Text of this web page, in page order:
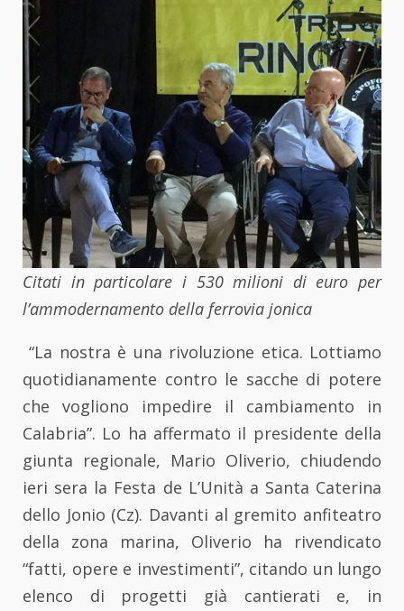
Citati in particolare i 530 milioni di euro per
l’ammodernamento della ferrovia jonica
“La nostra è una rivoluzione etica. Lottiamo
quotidianamente contro le sacche di potere
che vogliono impedire il cambiamento in
Calabria”. Lo ha affermato il presidente della
giunta regionale, Mario Oliverio, chiudendo
ieri sera la Festa de L’Unità a Santa Caterina
dello Jonio (Cz). Davanti al gremito anfiteatro
della zona marina, Oliverio ha rivendicato
“fatti, opere e investimenti”, citando un lungo
elenco di progetti già cantierati e, in